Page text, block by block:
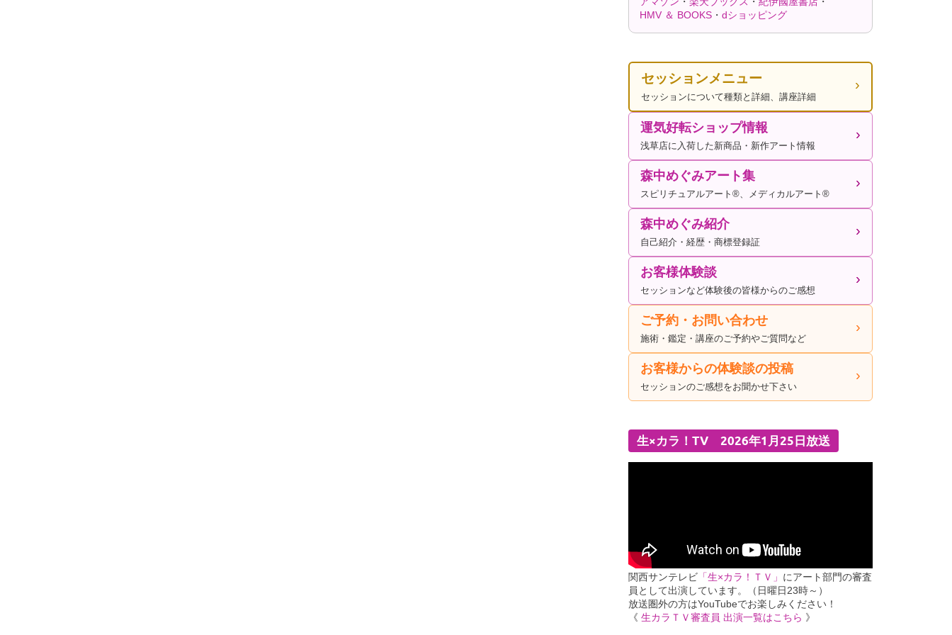
HMV ＆ BOOKS ・dショッピング
セッションメニュー
セッションについて種類と詳細、講座詳細
運気好転ショップ情報
浅草店に入荷した新商品・新作アート情報
森中めぐみアート集
スピリチュアルアート®、メディカルアート®
森中めぐみ紹介
自己紹介・経歴・商標登録証
お客様体験談
セッションなど体験後の皆様からのご感想
ご予約・お問い合わせ
施術・鑑定・講座のご予約やご質問など
お客様からの体験談の投稿
セッションのご感想をお聞かせ下さい
生×カラ！TV 2026年1月25日放送
関西サンテレビ 「生×カラ！ＴＶ」 にアート部門の審査
員として出演しています。（日曜日23時～）
放送圏外の方はYouTubeでお楽しみください！
《生カラＴＶ審査員 出演一覧はこちら 》